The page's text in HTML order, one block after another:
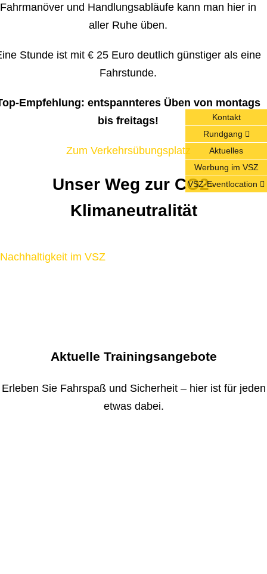
Fahrmanöver und Handlungsabläufe kann man hier in
aller Ruhe üben.
Stunde ist mit € 25 Euro deutlich günstiger als eine
Fahrstunde.
Empfehlung: entspannteres Üben von montags
bis freitags!
Zum Verkehrsübungsplatz
Unser Weg zur CO2-
Klimaneutralität
Nachhaltigkeit im VSZ
Aktuelle Trainingsangebote
Erleben Sie Fahrspaß und Sicherheit – hier ist für jeden
etwas dabei.
Kontakt
Rundgang
Aktuelles
Werbung im VSZ
VSZ-Eventlocation